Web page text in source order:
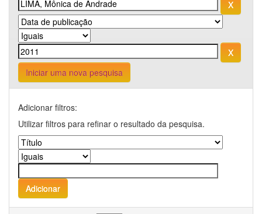
Iniciar uma nova pesquisa
Adicionar filtros:
Utilizar filtros para refinar o resultado da pesquisa.